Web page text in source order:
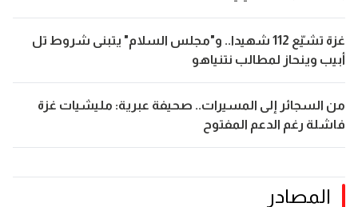
غزة تشيّع 112 شهيدا.. و"مجلس السلام" يتبنى شروط تل
أبيب وينحاز لمطالب نتنياهو
من السجائر إلى المسيرات.. صحيفة عبرية: مليشيات غزة
فاشلة رغم الدعم المفتوح
المصادر